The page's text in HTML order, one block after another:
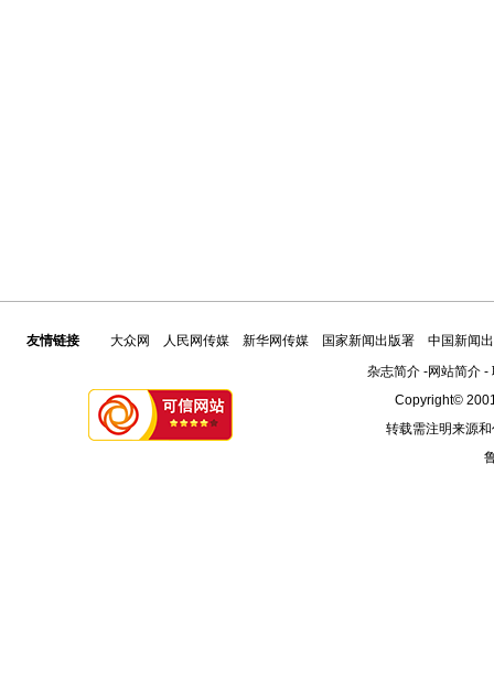
友情链接 大众网 人民网传媒 新华网传媒 国家新闻出版署
中国新闻
杂志简介-网站简介-
Copyright©
转载需注明来源